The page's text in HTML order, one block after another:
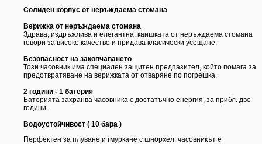
Солиден корпус от неръждаема стомана
Верижка от неръждаема стомана
Здрава, издръжлива и елегантна: каишката от неръждаема стомана
говори за високо качество и придава класически усещане.
Безопасност на закопчаването
Този часовник има специален защитен предпазител, който помага за
предотвратяване на верижката от отваряне по погрешка.
2 години - 1 батерия
Батерията захранва часовника с достатъчно енергия, за прибл. две
години.
Водоустойчивост ( 10 бара )
Перфектен за плуване и гмуркане с шнорхел: часовникът е